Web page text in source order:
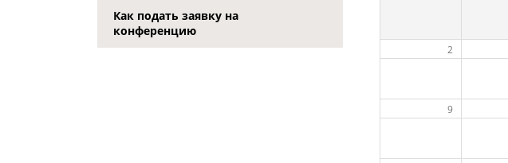
Как подать заявку на
конференцию
2
9